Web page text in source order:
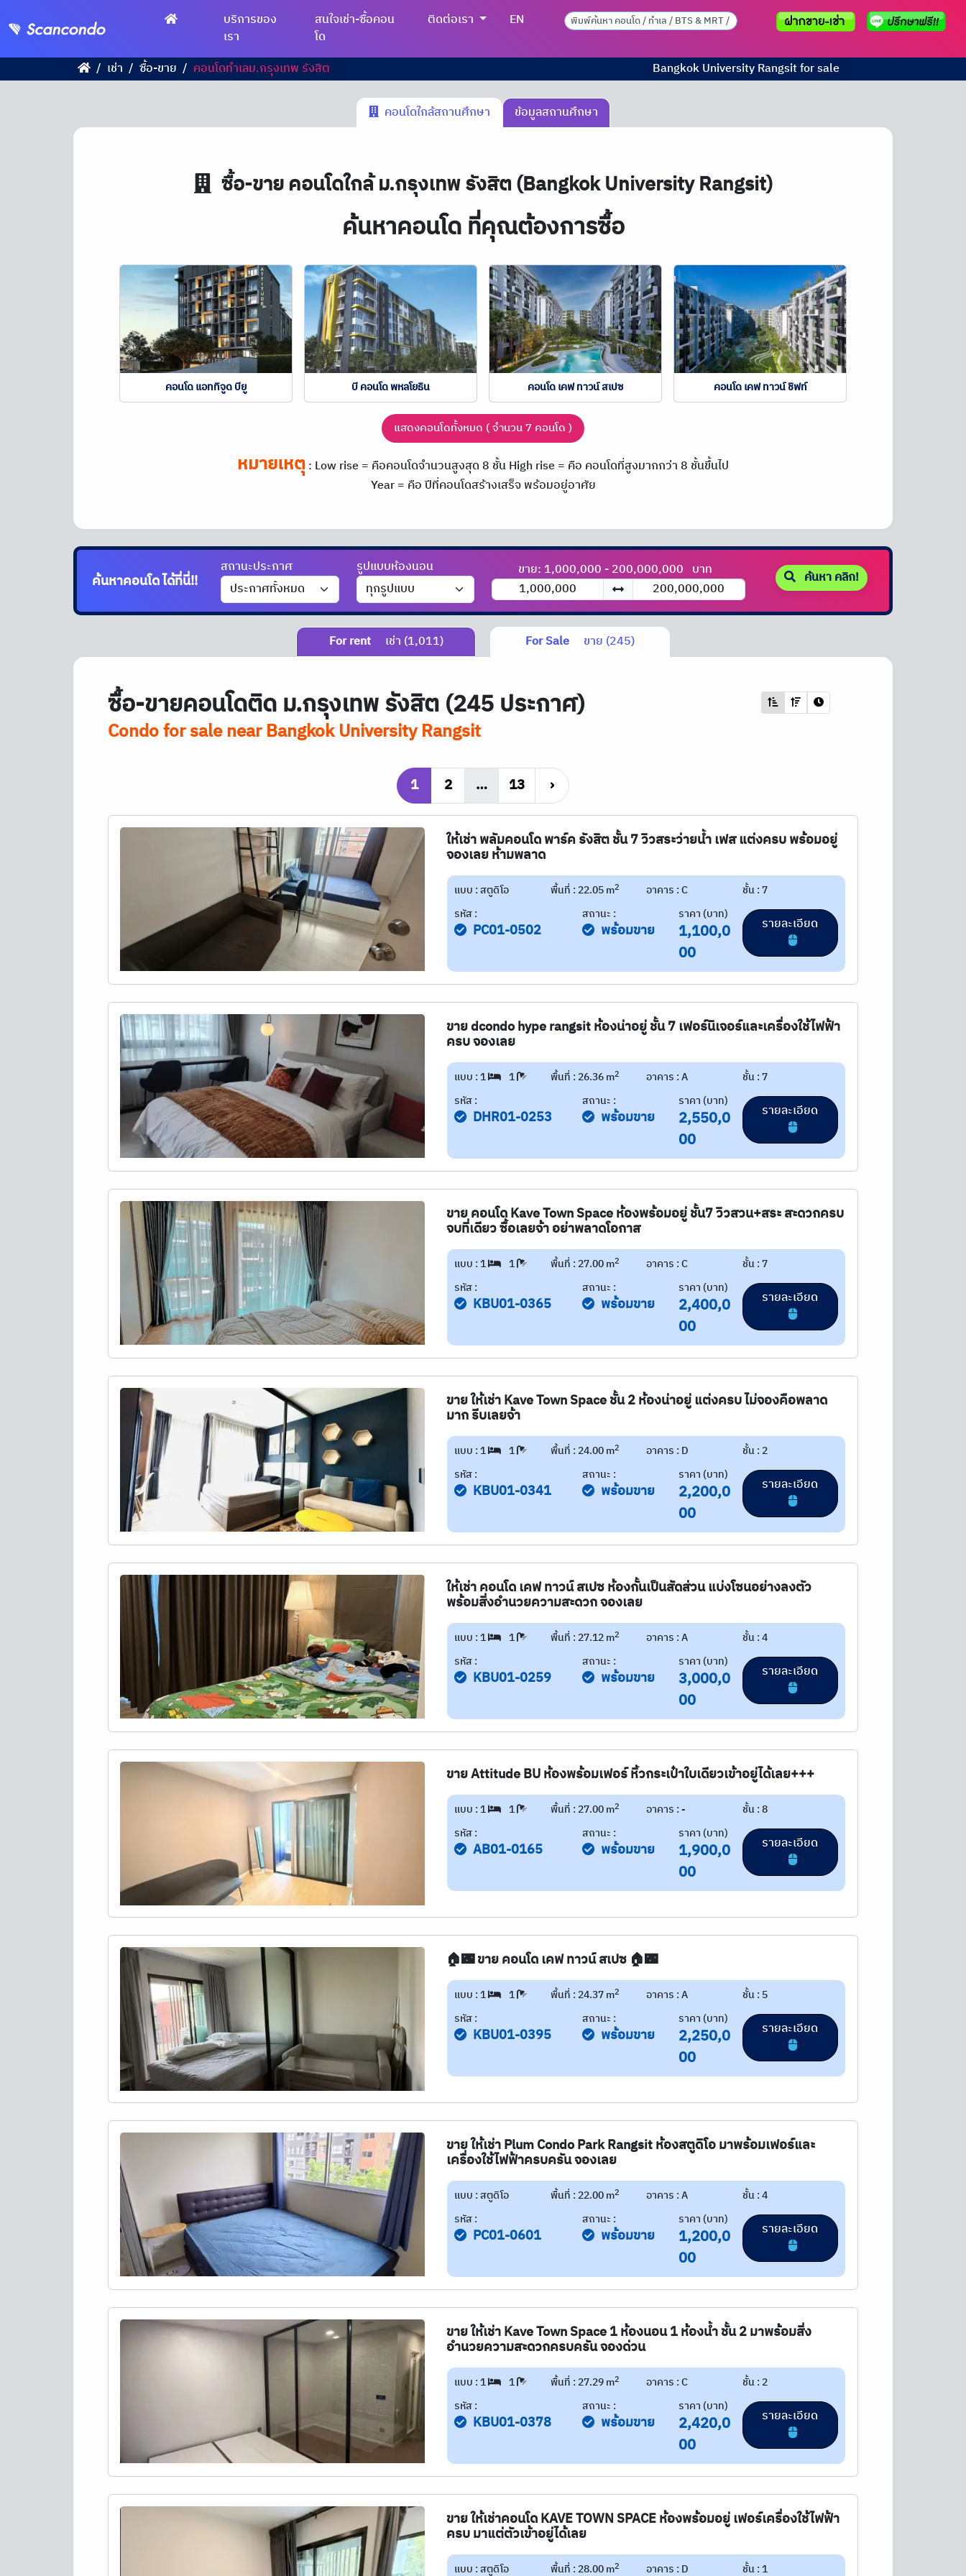
บริการของ
เรา
สนใจเช่า-ซื้อคอน
โด
ติดต่อเรา EN
เช่า ซื้อ-ขาย คอนโดทำเลม.กรุงเทพ รังสิต Bangkok University Rangsit for sale
คอนโดใกล้สถานศึกษา ข้อมูลสถานศึกษา
ซื้อ-ขาย คอนโดใกล้ ม.กรุงเทพ รังสิต (Bangkok University Rangsit)
ค้นหาคอนโด ที่คุณต้องการซื้อ
คอนโด แอททิจูด บียู บี คอนโด พหลโยธิน คอนโด เคฟ ทาวน์ สเปซ คอนโด เคฟ ทาวน์ ชิฟท์
แสดงคอนโดทั้งหมด ( จำนวน 7 คอนโด )
หมายเหตุ: Low rise = คือคอนโดจำนวนสูงสุด 8 ชั้นHigh rise = คือ คอนโดที่สูงมากกว่า 8 ชั้นขึ้นไป
Year = คือ ปีที่คอนโดสร้างเสร็จ พร้อมอยู่อาศัย
ค้นหาคอนโดได้ที่นี่!!
สถานะประกาศ รูปแบบห้องนอน ขาย: 1,000,000 - 200,000,000 บาท ค้นหา คลิก!
For rent เช่า (1,011) For Sale ขาย (245)
ซื้อ-ขายคอนโดติด ม.กรุงเทพ รังสิต (245 ประกาศ)
Condo for sale near Bangkok University Rangsit
1 2 … 13 ›
ให้เช่า พลัมคอนโด พาร์ค รังสิต ชั้น 7 วิวสระว่ายน้ำ เฟส แต่งครบ พร้อมอยู่
จองเลย ห้ามพลาด
แบบ : สตูดิโอ พื้นที่ : 22.05 m2 อาคาร : C
ชั้น : 7
รหัส :
PC01-0502
สถานะ :
พร้อมขาย
ราคา (บาท)
1,100,0
00
ขาย dcondo hype rangsit ห้องน่าอยู่ ชั้น 7 เฟอร์นิเจอร์และเครื่องใช้ไฟฟ้า
ครบ จองเลย
แบบ : 1 1 พื้นที่ : 26.36 m2 อาคาร : A
ชั้น : 7
รหัส :
DHR01-0253
สถานะ :
พร้อมขาย
ราคา (บาท)
2,550,0
00
ขาย คอนโด Kave Town Space ห้องพร้อมอยู่ ชั้น7 วิวสวน+สระ สะดวกครบ
จบที่เดียว ซื้อเลยจ้า อย่าพลาดโอกาส
แบบ : 1 1 พื้นที่ : 27.00 m2 อาคาร : C
ชั้น : 7
รหัส :
KBU01-0365
สถานะ :
พร้อมขาย
ราคา (บาท)
2,400,0
00
ขาย ให้เช่า Kave Town Space ชั้น 2 ห้องน่าอยู่ แต่งครบ ไม่จองคือพลาด
มาก รีบเลยจ้า
แบบ : 1 1 พื้นที่ : 24.00 m2 อาคาร : D
ชั้น : 2
รหัส :
KBU01-0341
สถานะ :
พร้อมขาย
ราคา (บาท)
2,200,0
00
ให้เช่า คอนโด เคฟ ทาวน์ สเปซ ห้องกั้นเป็นสัดส่วน แบ่งโซนอย่างลงตัว
พร้อมสิ่งอำนวยความสะดวก จองเลย
แบบ : 1 1 พื้นที่ : 27.12 m2 อาคาร : A
ชั้น : 4
รหัส :
KBU01-0259
สถานะ :
พร้อมขาย
ราคา (บาท)
3,000,0
00
ขาย Attitude BU ห้องพร้อมเฟอร์ หิ้วกระเป๋าใบเดียวเข้าอยู่ได้เลย+++
แบบ : 1 1 พื้นที่ : 27.00 m2 อาคาร : -
ชั้น : 8
รหัส :
AB01-0165
สถานะ :
พร้อมขาย
ราคา (บาท)
1,900,0
00
🏠🌃 ขาย คอนโด เคฟ ทาวน์ สเปซ 🏠🌃
แบบ : 1 1 พื้นที่ : 24.37 m2 อาคาร : A
ชั้น : 5
รหัส :
KBU01-0395
สถานะ :
พร้อมขาย
ราคา (บาท)
2,250,0
00
ขาย ให้เช่า Plum Condo Park Rangsit ห้องสตูดิโอ มาพร้อมเฟอร์และ
เครื่องใช้ไฟฟ้าครบครัน จองเลย
แบบ : สตูดิโอ พื้นที่ : 22.00 m2 อาคาร : A
ชั้น : 4
รหัส :
PC01-0601
สถานะ :
พร้อมขาย
ราคา (บาท)
1,200,0
00
ขาย ให้เช่า Kave Town Space 1 ห้องนอน 1 ห้องน้ำ ชั้น 2 มาพร้อมสิ่ง
อำนวยความสะดวกครบครัน จองด่วน
แบบ : 1 1 พื้นที่ : 27.29 m2 อาคาร : C
ชั้น : 2
รหัส :
KBU01-0378
สถานะ :
พร้อมขาย
ราคา (บาท)
2,420,0
00
ขาย ให้เช่าคอนโด KAVE TOWN SPACE ห้องพร้อมอยู่ เฟอร์เครื่องใช้ไฟฟ้า
ครบ มาแต่ตัวเข้าอยู่ได้เลย
แบบ : สตูดิโอ พื้นที่ : 28.00 m2 อาคาร : D ชั้น : 1